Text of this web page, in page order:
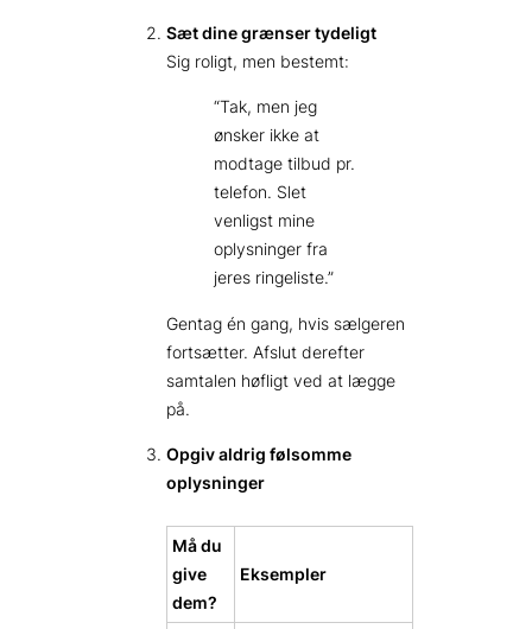
Sæt dine grænser tydeligt
Sig roligt, men bestemt:
“Tak, men jeg
ønsker ikke at
modtage tilbud pr.
telefon. Slet
venligst mine
oplysninger fra
jeres ringeliste.”
Gentag én gang, hvis sælgeren
fortsætter. Afslut derefter
samtalen høfligt ved at lægge
på.
Opgiv aldrig følsomme
oplysninger
Må du
give
dem?
Eksempler